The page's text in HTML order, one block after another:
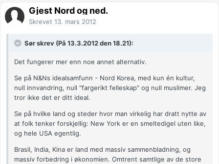
Gjest Nord og ned.
Skrevet 13. mars 2012
Sør skrev (På 13.3.2012 den 18.21):
Det fungerer mer enn noe annet alternativ.
Se på N&Ns idealsamfunn - Nord Korea, med kun én kultur,
null innvandring, null "fargerikt felleskap" og null muslimer. Jeg
tror ikke det er ditt ideal.
Se på hvilke land og steder hvor man virkelig har dratt nytte av
at folk tenker forskjellig: New York er en smeltedigel uten like,
og hele USA egentlig.
Brasil, India, Kina er land med massiv sammenbladning, og
massiv forbedring i økonomien. Omtrent samtlige av de store